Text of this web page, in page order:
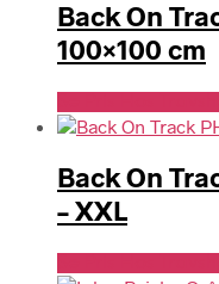
Back On
100×100 cm
Back On
– XXL